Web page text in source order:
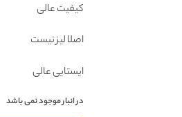
کیفیت عالی
اصلا لیز نیست
ایستایی عالی
در انبار موجود نمی باشد